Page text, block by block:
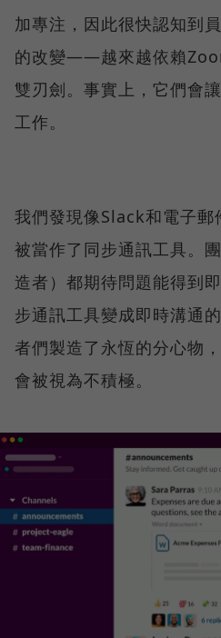
加專注，因此很快認知到
的改變——越來越依賴
雙刃劍。事實上，它們會
工作。
我們發現像Slack和電子郵
被當作了同步通訊工具。
造者）都期待問題能得到
步通訊工具變成即時溝通
者們製造了永恆的分心物
會被視為不積極。